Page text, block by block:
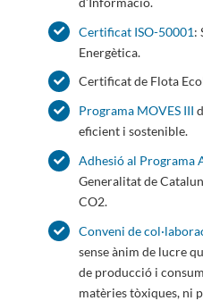
Certificat ISO-50001:
Energètica.
Certificat de Flota
Programa MOVES III
eficient i sostenible.
Adhesió al Programa
Generalitat de
CO2.
Conveni de
sense ànim de lucre
de producció i
matèries tòxiques, ni